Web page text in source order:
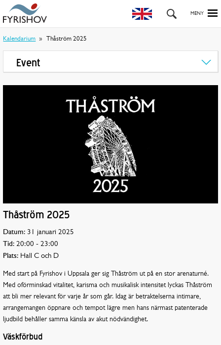
Kalendarium Thåström 2025
Event
Thåström 2025
Datum: 31 januari 2025
Tid: 20:00 - 23:00
Plats: Hall C och D
Med start på Fyrishov i Uppsala ger sig Thåström ut på en stor arenaturné.
Med oförminskad vitalitet, karisma och musikalisk intensitet lyckas Thåström
att bli mer relevant för varje år som går. Idag är betraktelserna intimare,
arrangemangen öppnare och tempot lägre men hans närmast patenterade
ljudbild behåller samma känsla av akut nödvändighet.
Väskförbud